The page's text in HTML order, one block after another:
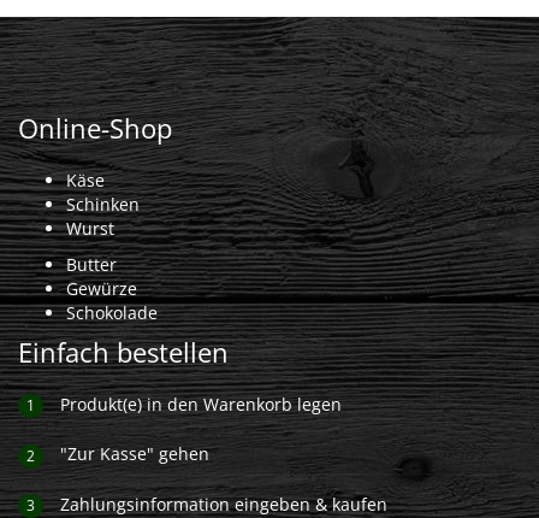
Online-Shop
Käse
Schinken
Wurst
Butter
Gewürze
Schokolade
Einfach bestellen
1 Produkt(e) in den Warenkorb legen
2 "Zur Kasse" gehen
3 Zahlungsinformation eingeben & kaufen